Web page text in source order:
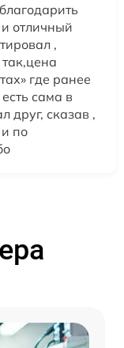
отличный
,
где ранее
сама в
друг, сказав ,
по